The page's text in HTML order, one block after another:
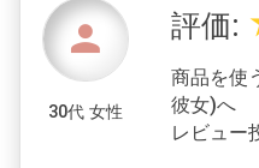
person
30代 女性
評価:
商品を使
彼女)へ
レビュー